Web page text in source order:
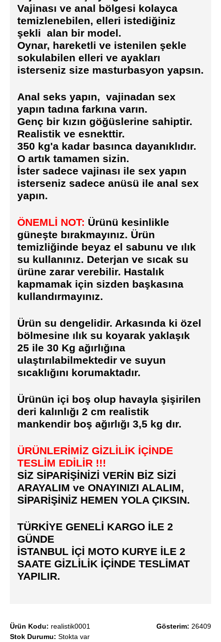
Vajinası ve anal bölgesi kolayca
temizlenebilen, elleri istediğiniz
şekli alan bir model.
Oynar, hareketli ve istenilen şekle
sokulabilen elleri ve ayakları
isterseniz size masturbasyon yapsın.
Anal seks yapın, vajinadan sex
yapın tadına farkına varın.
Genç bir kızın göğüslerine sahiptir.
Realistik ve esnekttir.
350 kg'a kadar basınca dayanıklıdır.
O artık tamamen sizin.
İster sadece vajinası ile sex yapın
isterseniz sadece anüsü ile anal sex
yapın.
ÖNEMLİ NOT: Ürünü kesinlikle
güneşte bırakmayınız. Ürün
temizliğinde beyaz el sabunu ve ılık
su kullanınız. Deterjan ve sıcak su
ürüne zarar verebilir. Hastalık
kapmamak için sizden başkasına
kullandırmayınız.
Ürün su dengelidir. Arkasında ki özel
bölmesine ılık su koyarak yaklaşık
25 ile 30 Kg ağırlığına
ulaştırılabilmektedir ve suyun
sıcaklığını korumaktadır.
Ürünün içi boş olup havayla şişirilen
deri kalınlığı 2 cm realistik
mankendir boş ağırlığı 3,5 kg dır.
ÜRÜNLERİMİZ GİZLİLİK İÇİNDE
TESLİM EDİLİR !!!
SİZ SİPARİŞİNİZİ VERİN BİZ SİZİ
ARAYALIM ve ONAYINIZI ALALIM,
SİPARİŞİNİZ HEMEN YOLA ÇIKSIN.
TÜRKİYE GENELİ KARGO İLE 2
GÜNDE
İSTANBUL İÇİ MOTO KURYE İLE 2
SAATE GİZLİLİK İÇİNDE TESLİMAT
YAPILIR.
Gösterim: 26409
Ürün Kodu: realistik0001
Stok Durumu: Stokta var